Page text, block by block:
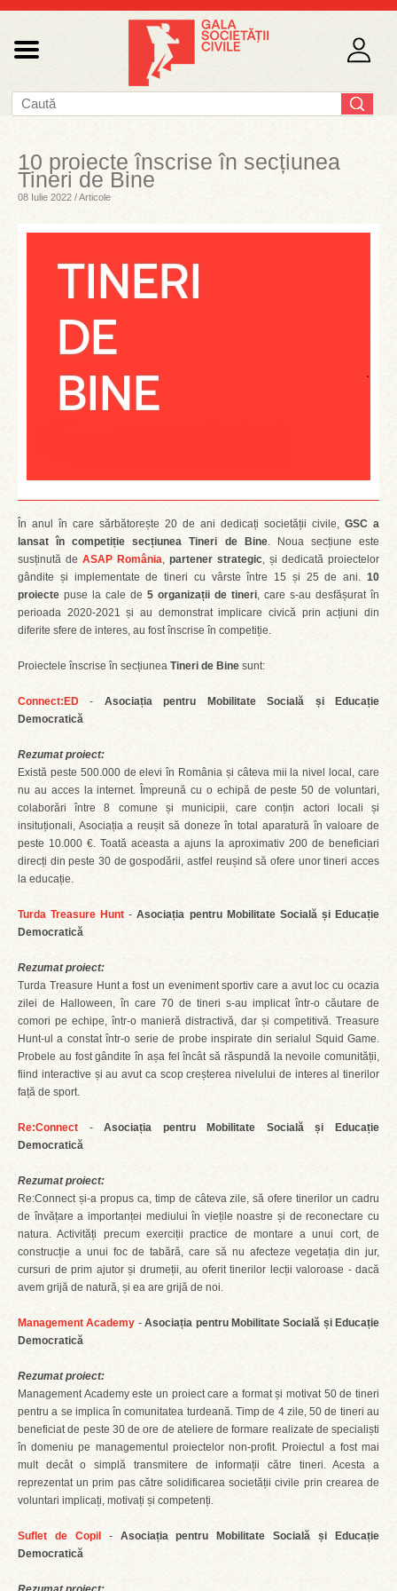
10 proiecte înscrise în secțiunea
Tineri de Bine
08 Iulie 2022 / Articole
În anul în care sărbătorește 20 de ani dedicați societății civile, GSC a
lansat în competiție secțiunea Tineri de Bine. Noua secțiune este
susținută de ASAP România, partener strategic, și dedicată proiectelor
gândite și implementate de tineri cu vârste între 15 și 25 de ani. 10
proiecte puse la cale de 5 organizații de tineri, care s-au desfășurat în
perioada 2020-2021 și au demonstrat implicare civică prin acțiuni din
diferite sfere de interes, au fost înscrise în competiție.
Proiectele înscrise în secțiunea Tineri de Bine sunt:
Connect:ED - Asociația pentru Mobilitate Socială și Educație
Democratică
Rezumat proiect:
Există peste 500.000 de elevi în România și câteva mii la nivel local, care
nu au acces la internet. Împreună cu o echipă de peste 50 de voluntari,
colaborări între 8 comune și municipii, care conțin actori locali și
insituționali, Asociația a reușit să doneze în total aparatură în valoare de
peste 10.000 €. Toată aceasta a ajuns la aproximativ 200 de beneficiari
direcți din peste 30 de gospodării, astfel reușind să ofere unor tineri acces
la educație.
Turda Treasure Hunt -Asociația pentru Mobilitate Socială și Educație
Democratică
Rezumat proiect:
Turda Treasure Hunt a fost un eveniment sportiv care a avut loc cu ocazia
zilei de Halloween, în care 70 de tineri s-au implicat într-o căutare de
comori pe echipe, într-o manieră distractivă, dar și competitivă. Treasure
Hunt-ul a constat într-o serie de probe inspirate din serialul Squid Game.
Probele au fost gândite în așa fel încât să răspundă la nevoile comunității,
fiind interactive și au avut ca scop creșterea nivelului de interes al tinerilor
față de sport.
Re:Connect -Asociația pentru Mobilitate Socială și Educație
Democratică
Rezumat proiect:
Re:Connect și-a propus ca, timp de câteva zile, să ofere tinerilor un cadru
de învățare a importanței mediului în viețile noastre și de reconectare cu
natura. Activități precum exerciții practice de montare a unui cort, de
construcție a unui foc de tabără, care să nu afecteze vegetația din jur,
cursuri de prim ajutor și drumeții, au oferit tinerilor lecții valoroase - dacă
avem grijă de natură, și ea are grijă de noi.
Management Academy -Asociația pentru Mobilitate Socială și Educație
Democratică
Rezumat proiect:
Management Academy este un proiect care a format și motivat 50 de tineri
pentru a se implica în comunitatea turdeană. Timp de 4 zile, 50 de tineri au
beneficiat de peste 30 de ore de ateliere de formare realizate de specialiști
în domeniu pe managementul proiectelor non-profit. Proiectul a fost mai
mult decât o simplă transmitere de informații către tineri. Acesta a
reprezentat un prim pas către solidificarea societății civile prin crearea de
voluntari implicați, motivați și competenți.
Suflet de Copil - Asociația pentru Mobilitate Socială și Educație
Democratică